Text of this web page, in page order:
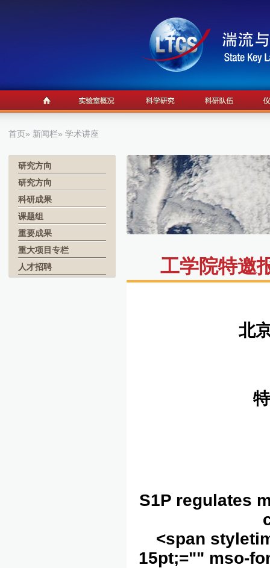
首页» 新闻栏» 学术讲座
研究方向
研究方向
科研成果
课题组
重要成果
重大项目专栏
人才招聘
工学院特邀
北京大
特
S1P regulates
<span
15pt;="" mso-